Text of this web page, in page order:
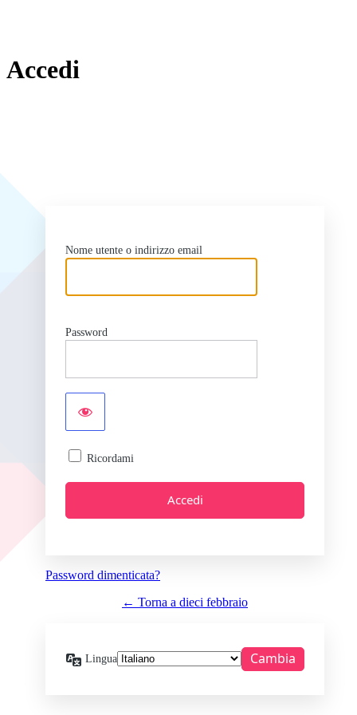
Accedi
Nome utente o indirizzo email
Password
Ricordami
Password dimenticata?
← Torna a dieci febbraio
Lingua